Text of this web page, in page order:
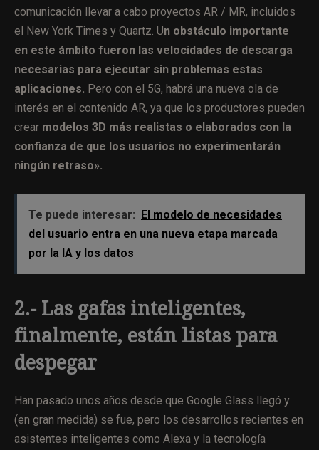
comunicación llevar a cabo proyectos AR / MR, incluidos
el New York Times y Quartz . Un obstáculo importante
en este ámbito fueron las velocidades de descarga
necesarias para ejecutar sin problemas estas
aplicaciones. Pero con el 5G, habrá una nueva ola de
interés en el contenido AR, ya que los productores pueden
crear modelos 3D más realistas o elaborados con la
confianza de que los usuarios no experimentarán
ningún retraso».
Te puede interesar: El modelo de necesidades
del usuario entra en una nueva etapa marcada
por la IA y los datos
2.- Las gafas inteligentes,
finalmente, están listas para
despegar
Han pasado unos años desde que Google Glass llegó y
(en gran medida) se fue, pero los desarrollos recientes en
asistentes inteligentes como Alexa y la tecnología